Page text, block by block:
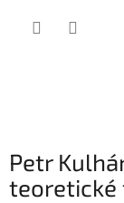
Petr
teoretické